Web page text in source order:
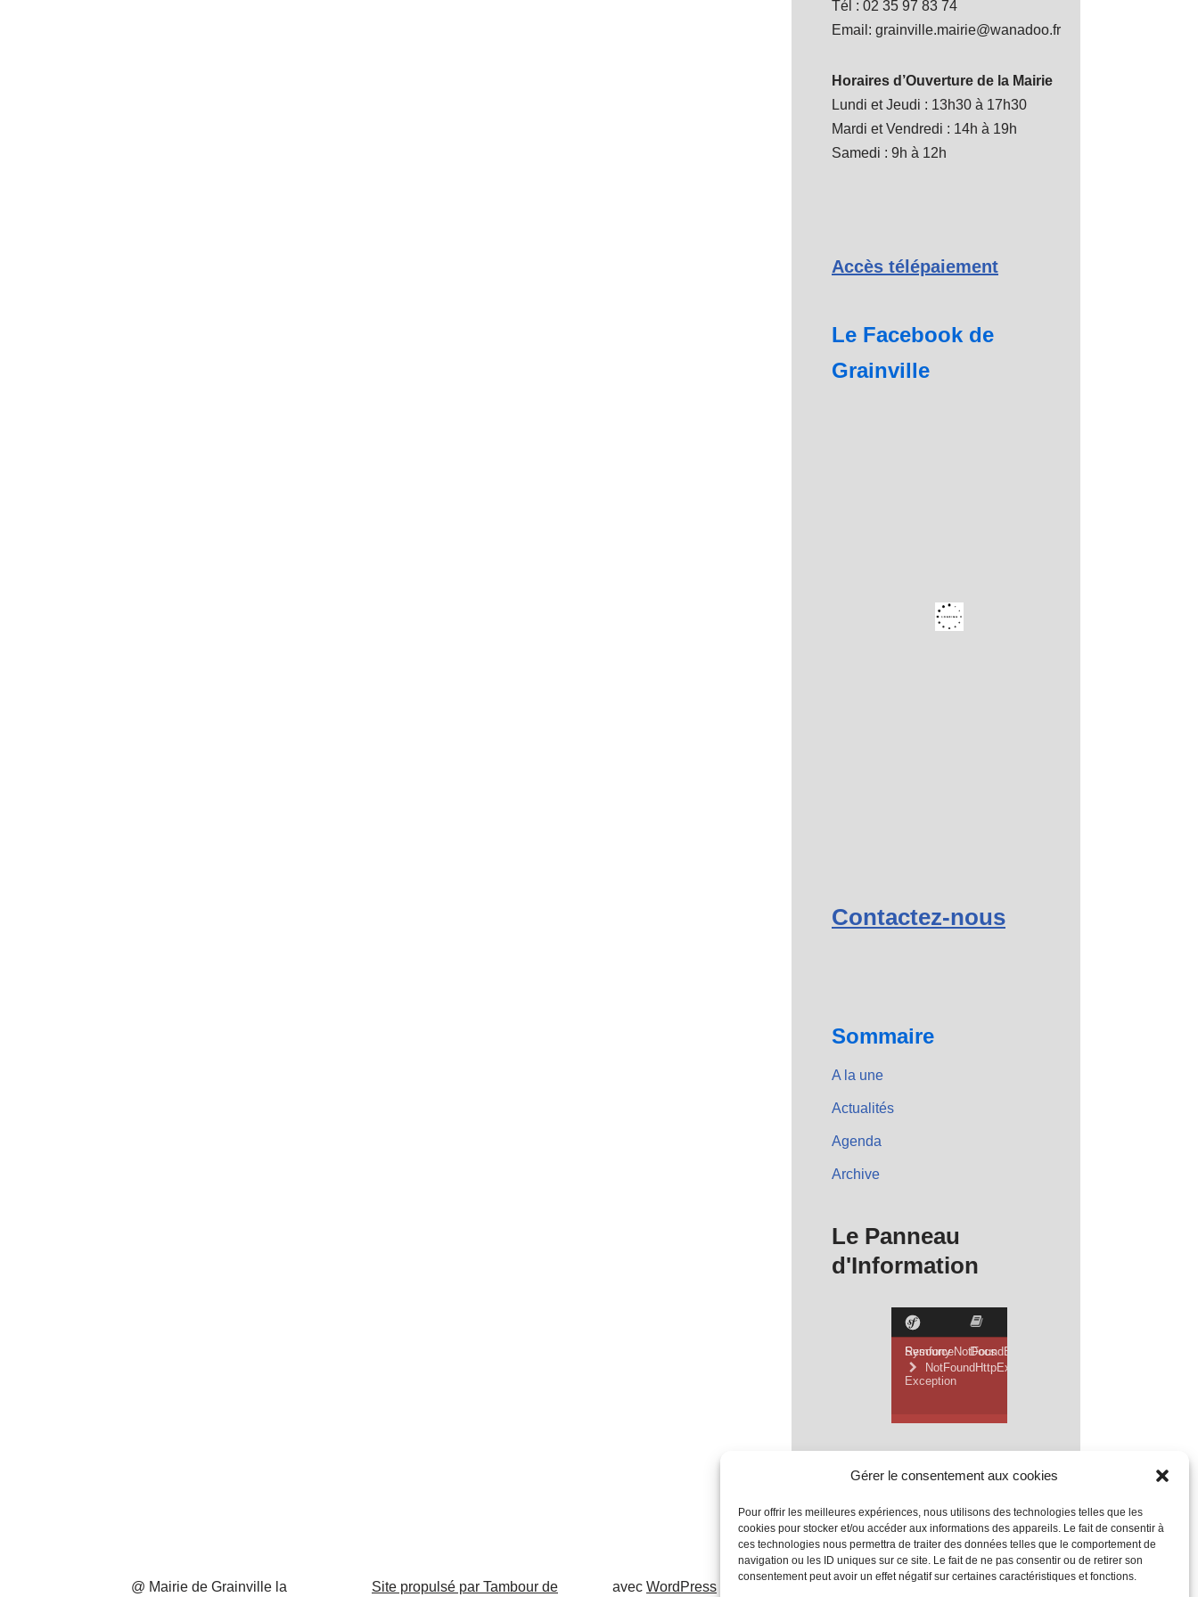
Gérer le consentement aux cookies
Pour offrir les meilleures expériences, nous utilisons des technologies telles que les
cookies pour stocker et/ou accéder aux informations des appareils. Le fait de consentir à
ces technologies nous permettra de traiter des données telles que le comportement de
navigation ou les ID uniques sur ce site. Le fait de ne pas consentir ou de retirer son
consentement peut avoir un effet négatif sur certaines caractéristiques et fonctions.
Tél : 02 35 97 83 74
Email: grainville.mairie@wanadoo.fr
Horaires d’Ouverture de la Mairie
Lundi et Jeudi : 13h30 à 17h30
Mardi et Vendredi : 14h à 19h
Samedi : 9h à 12h
Accès télépaiement
Le Facebook de
Grainville
Contactez-nous
Sommaire
A la une
Actualités
Agenda
Archive
Le Panneau
d'Information
@ Mairie de Grainville la Site propulsé par Tambour de avec WordPress Mentions Légales